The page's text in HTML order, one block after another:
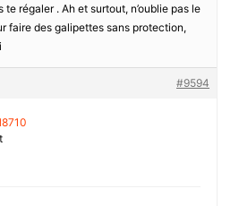
te régaler . Ah et surtout, n’oublie pas le
faire des galipettes sans protection,
#9594